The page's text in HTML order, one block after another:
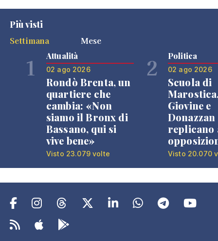
Più visti
Settimana
Mese
1 Attualità
02 ago 2026
Rondò Brenta, un
quartiere che
cambia: «Non
siamo il Bronx di
Bassano, qui si
vive bene»
Visto 23.079 volte
2 Politica
02 ago 2026
Scuola di
Giovine e
Donazzan
replicano
Visto 20.070